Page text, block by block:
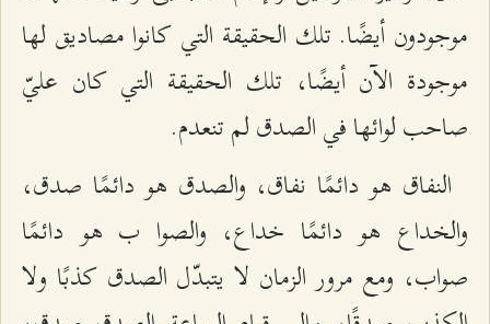
موجودون أيضًا. تلك الحقيقة التي كانوا مصاديق لها
موجودة الآن أيضًا، تلك الحقيقة التي كان عليّ
صاحب لوائها في الصدق لم تنعدم.
النفاق هو دائمًا نفاق، والصدق هو دائمًا صدق،
والخداع هو دائمًا خداع، والصوا ب هو دائمًا
صواب، ومع مرور الزمان لا يتبدّل الصدق كذبًا ولا